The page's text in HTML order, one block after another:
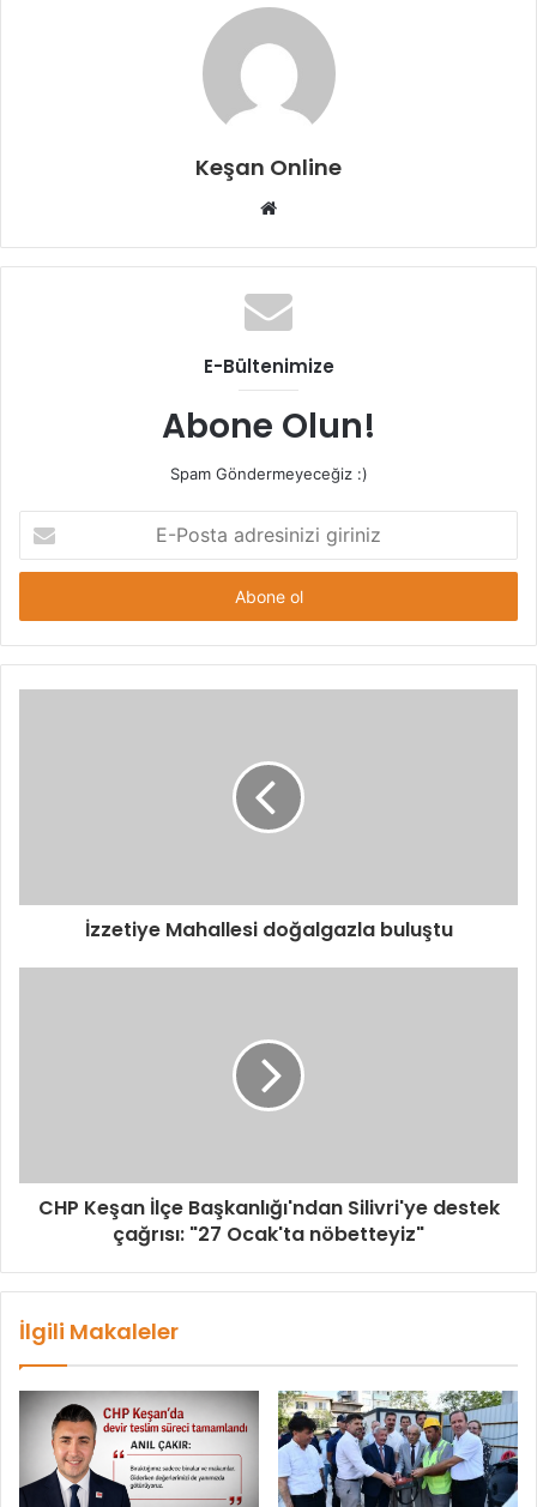
Keşan Online
Web
E-Bültenimize
Abone Olun!
Spam Göndermeyeceğiz :)
Posta
adresinizi
İzzetiye Mahallesi doğalgazla buluştu
CHP Keşan İlçe Başkanlığı'ndan Silivri'ye destek
çağrısı: "27 Ocak'ta nöbetteyiz"
İlgili Makaleler